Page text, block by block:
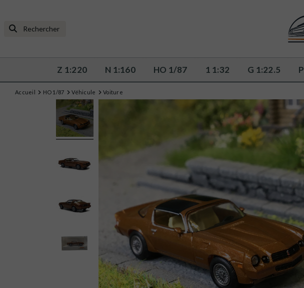
Z 1:220 N 1:160 HO 1/87 1 1:32 G 1:22.5
Accueil HO 1/87 Véhicule Voiture